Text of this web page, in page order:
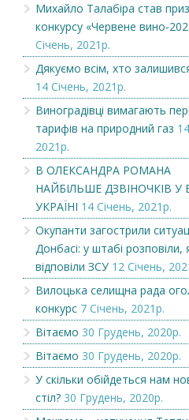
Михайло Талабіра став
конкурсу «Червене вино-
Січень, 2021р.
Дякуємо всім, хто
14 Січень, 2021р.
Виноградівці вимагають
тарифів на природний газ
2021р.
В ОЛЕКСАНДРА РОМАНА
НАЙБІЛЬШЕ ДЗВІНОЧКІВ У
УКРАЇНІ 14 Січень, 2021р.
Окупанти загострили
Донбасі: у штабі розповіли,
відповіли ЗСУ 12 Січень,
Вилоцька селищна рада
конкурс 7 Січень, 2021р.
Вітаємо 30 Грудень, 2020р.
Вітаємо 30 Грудень, 2020р.
У скільки обійдеться нам
стіл? 30 Грудень, 2020р.
Викупимо бруньки